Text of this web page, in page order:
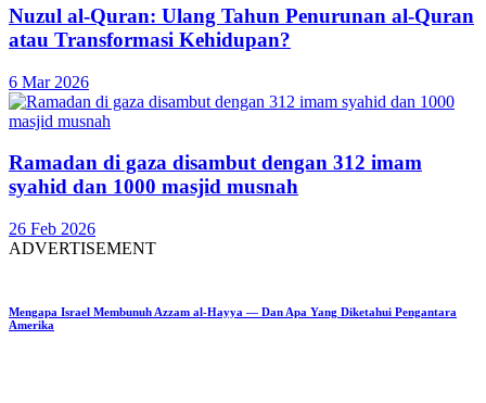
Nuzul al-Quran: Ulang Tahun Penurunan al-Quran
atau Transformasi Kehidupan?
6 Mar 2026
Ramadan di gaza disambut dengan 312 imam
syahid dan 1000 masjid musnah
26 Feb 2026
ADVERTISEMENT
Mengapa Israel Membunuh Azzam al-Hayya — Dan Apa Yang Diketahui Pengantara
Amerika